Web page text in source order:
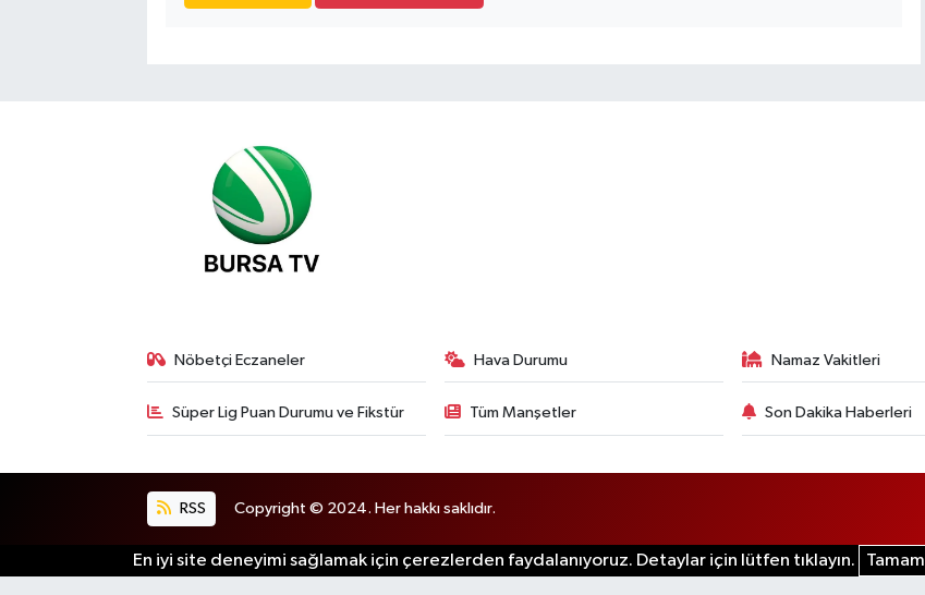
Nöbetçi Eczaneler Hava Durumu Namaz Vakitleri
Süper Lig Puan Durumu ve Fikstür Tüm Manşetler Son Dakika Haberleri
RSS Copyright © 2024. Her hakkı saklıdır.
En iyi site deneyimi sağlamak için çerezlerden faydalanıyoruz. Detaylar için lütfen tıklayın. Tamam